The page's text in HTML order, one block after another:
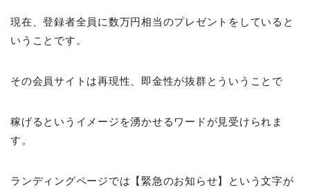
現在、登録者全員に数万円相当のプレゼントをしていると
いうことです。
その会員サイトは再現性、即金性が抜群とういうことで
稼げるというイメージを湧かせるワードが見受けられま
す。
ランディングページでは【緊急のお知らせ】という文字が